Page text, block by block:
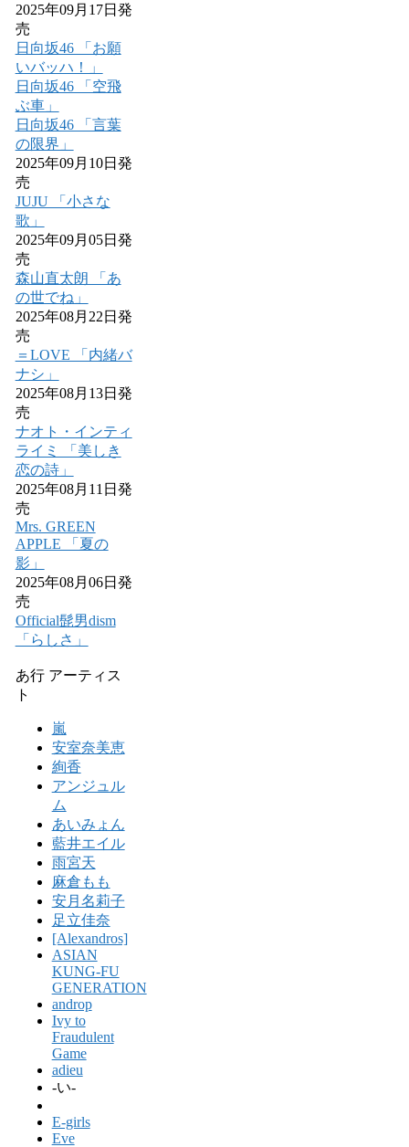
2025年09月17日発
売
日向坂46 「お願
いバッハ！」
日向坂46 「空飛
ぶ車」
日向坂46 「言葉
の限界」
2025年09月10日発
売
JUJU 「小さな
歌」
2025年09月05日発
売
森山直太朗 「あ
の世でね」
2025年08月22日発
売
＝LOVE 「内緒バ
ナシ」
2025年08月13日発
売
ナオト・インティ
ライミ 「美しき
恋の詩」
2025年08月11日発
売
Mrs. GREEN
APPLE 「夏の
影」
2025年08月06日発
売
Official髭男dism
「らしさ」
あ行 アーティス
ト
嵐
安室奈美恵
絢香
アンジュル
ム
あいみょん
藍井エイル
雨宮天
麻倉もも
安月名莉子
足立佳奈
[Alexandros]
ASIAN
KUNG-FU
GENERATION
androp
Ivy to
Fraudulent
Game
adieu
-い-
E-girls
Eve